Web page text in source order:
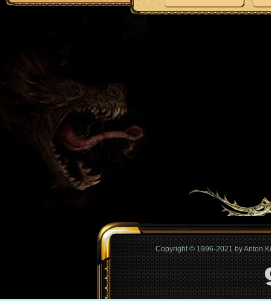
Copyright © 1996-2021 by Anton